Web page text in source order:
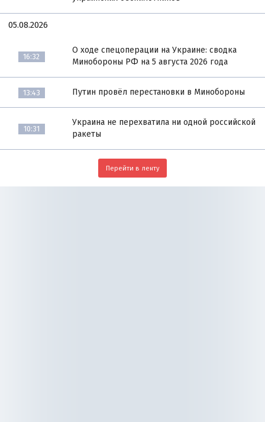
05.08.2026
16:32
О ходе спецоперации на Украине: сводка
Минобороны РФ на 5 августа 2026 года
13:43 Путин провёл перестановки в Минобороны
10:31
Украина не перехватила ни одной российской
ракеты
Перейти в ленту